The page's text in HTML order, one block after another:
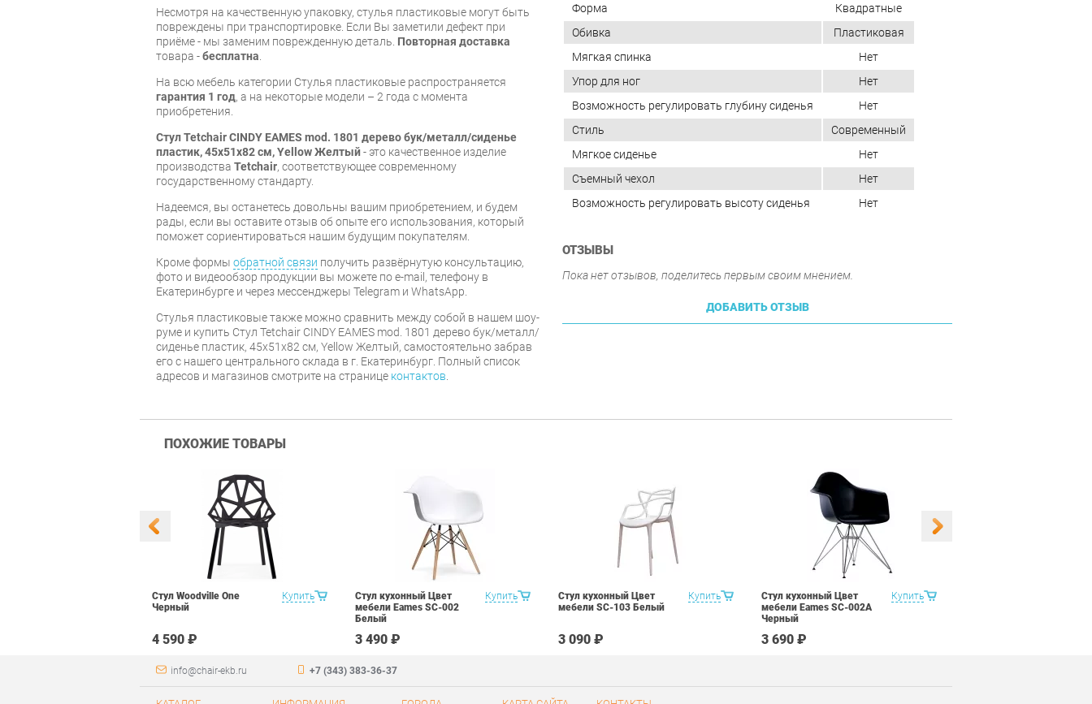
Несмотря на качественную упаковку, стулья пластиковые могут быть
повреждены при транспортировке. Если Вы заметили дефект при
приёме - мы заменим поврежденную деталь. Повторная доставка
товара -бесплатна
На всю мебель категории Стулья пластиковые распространяется
гарантия 1 год, а на некоторые модели – 2 года с момента
приобретения.
Стул Tetchair CINDY EAMES mod. 1801 дерево бук/металл/сиденье
пластик, 45x51x82 см, Yellow Желтый- это качественное изделие
производства Tetchair, соответствующее современному
государственному стандарту.
Надеемся, вы останетесь довольны вашим приобретением, и будем
рады, если вы оставите отзыв об опыте его использования, который
поможет сориентироваться нашим будущим покупателям.
Кроме формы обратной связи получить развёрнутую консультацию,
фото и видеообзор продукции вы можете по e-mail, телефону в
Екатеринбурге и через мессенджеры Telegram и WhatsApp.
Стулья пластиковые также можно сравнить между собой в нашем шоу-
руме и купить Стул Tetchair CINDY EAMES mod. 1801 дерево бук/металл/
сиденье пластик, 45x51x82 см, Yellow Желтый, самостоятельно забрав
его с нашего центрального склада в г. Екатеринбург. Полный список
адресов и магазинов смотрите на странице контактов
Форма
Квадратные
Обивка
Пластиковая
Мягкая спинка
Нет
Упор для ног
Нет
Возможность регулировать глубину сиденья
Нет
Стиль
Современный
Мягкое сиденье
Нет
Съемный чехол
Нет
Возможность регулировать высоту сиденья
Нет
ОТЗЫВЫ
Пока нет отзывов, поделитесь первым своим мнением.
ДОБАВИТЬ ОТЗЫВ
ПОХОЖИЕ ТОВАРЫ
Купить
Стул Woodville One
Черный
4 590 ₽
Купить
Стул кухонный Цвет
мебели Eames SC-002
Белый
3 490 ₽
Купить
Стул кухонный Цвет
мебели SC-103 Белый
3 090 ₽
Купить
Стул кухонный Цвет
мебели Eames SC-002A
Черный
3 690 ₽
info@chair-ekb.ru +7 (343) 383-36-37